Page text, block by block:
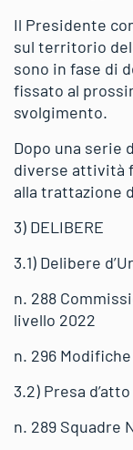
Il Presidente
sul territorio
sono in fase di
fissato al
svolgimento.
Dopo una serie
diverse attività
alla trattazione
3) DELIBERE
3.1) Delibere
n. 288
livello 2022
n. 296
3.2) Presa
n. 289 Squadre